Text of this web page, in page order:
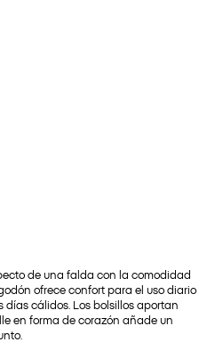
de una falda con la comodidad
ofrece confort para el uso diario
días cálidos. Los bolsillos aportan
en forma de corazón añade un